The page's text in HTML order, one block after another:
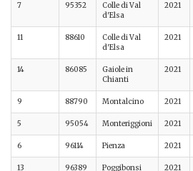
7 95352
Colle di Val
d'Elsa
2021
11 88610
Colle di Val
d'Elsa
2021
14 86085
Gaiole in
Chianti
2021
9 88790 Montalcino 2021
5 95054 Monteriggioni 2021
6 96114 Pienza 2021
13 96389 Poggibonsi 2021